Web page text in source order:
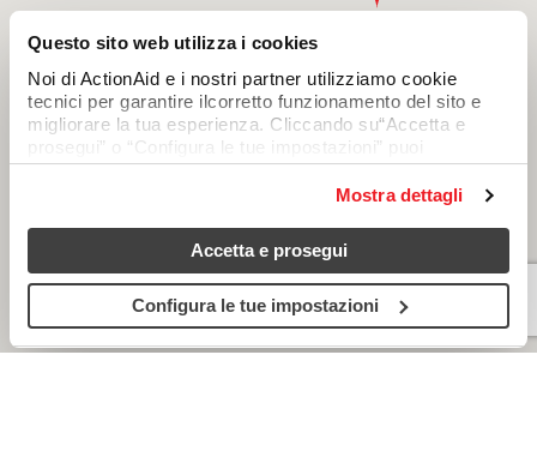
Questo sito web utilizza i cookies
Noi di ActionAid e i nostri partner utilizziamo cookie
tecnici per garantire ilcorretto funzionamento del sito e
migliorare la tua esperienza. Cliccando su“Accetta e
prosegui” o “Configura le tue impostazioni” puoi
consentire anchel’uso di cookie analitici e di profilazione,
che permettono di personalizzare icontenuti in base alle
senza accettare questi cookie (resteranno attivi soloquelli
tecnici). Per saperne di più, consulta la cookie policy.
Mostra dettagli
Accetta e prosegui
Configura le tue impostazioni